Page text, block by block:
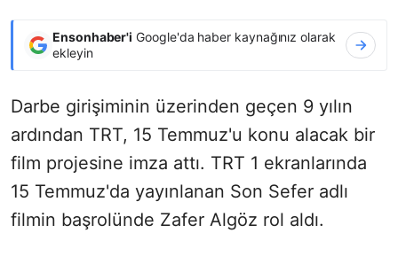
Ensonhaber'i Google'da haber kaynağınız olarak
ekleyin
Darbe girişiminin üzerinden geçen 9 yılın
ardından TRT, 15 Temmuz'u konu alacak bir
film projesine imza attı. TRT 1 ekranlarında
15 Temmuz'da yayınlanan Son Sefer adlı
filmin başrolünde Zafer Algöz rol aldı.